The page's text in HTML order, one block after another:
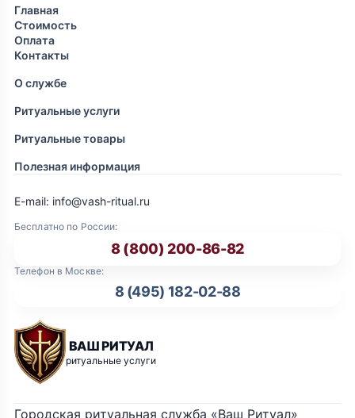
Главная
Стоимость
Оплата
Контакты
О службе
Ритуальные услуги
Ритуальные товары
Полезная информация
ВАШ РИТУАЛ
ритуальные услуги
Бесплатно по России:
8 (800) 200-86-82
Телефон в Москве:
8 (495) 182-02-88
E-mail: info@vash-ritual.ru
Городская ритуальная служба «Ваш Ритуал»